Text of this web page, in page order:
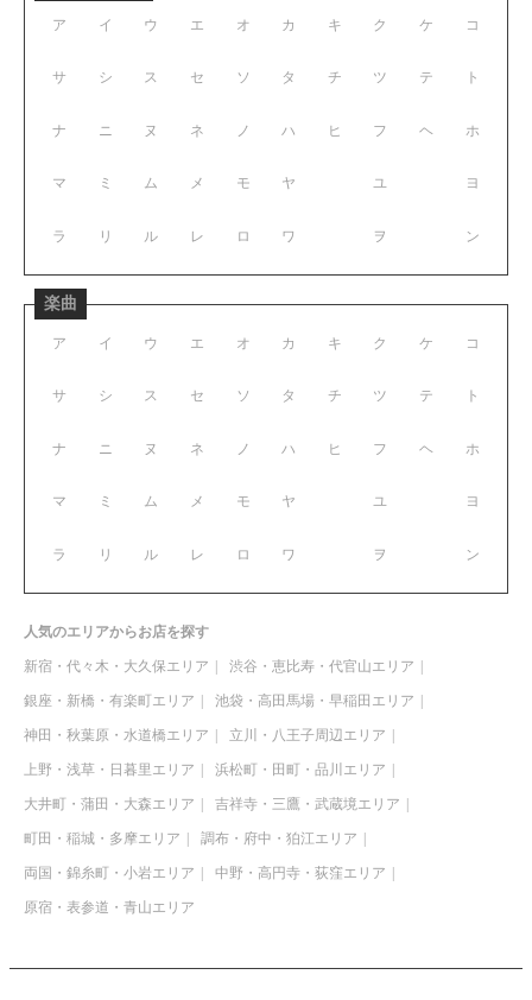
ア イ ウ エ オ
サ シ ス セ ソ
ナ ニ ヌ ネ ノ
マ ミ ム メ モ
ラ リ ル レ ロ
カ キ ク ケ コ
タ チ ツ テ ト
ハ ヒ フ ヘ ホ
ヤ ユ ヨ
ワ ヲ ン
楽曲
ア イ ウ エ オ
サ シ ス セ ソ
ナ ニ ヌ ネ ノ
マ ミ ム メ モ
ラ リ ル レ ロ
カ キ ク ケ コ
タ チ ツ テ ト
ハ ヒ フ ヘ ホ
ヤ ユ ヨ
ワ ヲ ン
人気のエリアからお店を探す
新宿・代々木・大久保エリア 渋谷・恵比寿・代官山エリア
銀座・新橋・有楽町エリア 池袋・高田馬場・早稲田エリア
神田・秋葉原・水道橋エリア 立川・八王子周辺エリア
上野・浅草・日暮里エリア 浜松町・田町・品川エリア
大井町・蒲田・大森エリア 吉祥寺・三鷹・武蔵境エリア
町田・稲城・多摩エリア 調布・府中・狛江エリア
両国・錦糸町・小岩エリア 中野・高円寺・荻窪エリア
原宿・表参道・青山エリア